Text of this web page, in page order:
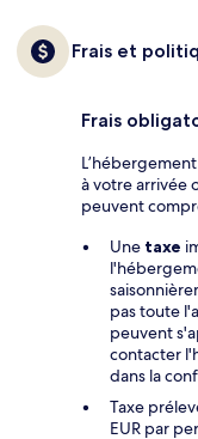
Frais et
Frais
à votre arrivée
peuvent
Une taxe
pas toute
peuvent
contacter
dans la
Taxe
EUR par